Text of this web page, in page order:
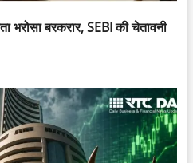
भरोसा बरकरार, SEBI की चेतावनी